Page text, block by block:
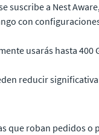
suscribe a Nest
con
usarás hasta
reducir
que roban pedidos o